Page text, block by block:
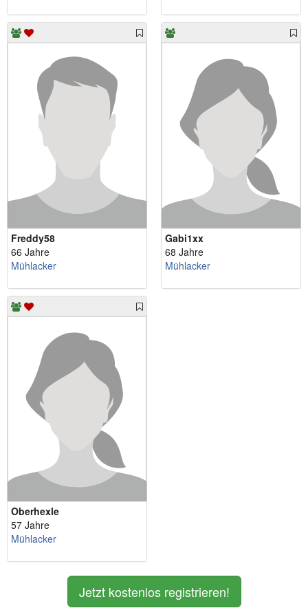
Freddy58
66 Jahre
Mühlacker
Gabi1xx
68 Jahre
Mühlacker
Oberhexle
57 Jahre
Mühlacker
Jetzt kostenlos registrieren!